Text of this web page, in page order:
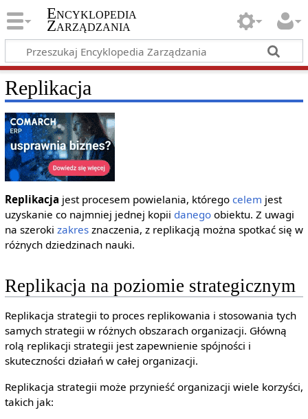
Encyklopedia
Zarządzania
Replikacja
Replikacja jest procesem powielania, którego celem jest
uzyskanie co najmniej jednej kopii danegoobiektu. Z uwagi
na szeroki zakresznaczenia, z replikacją można spotkać się w
różnych dziedzinach nauki.
Replikacja na poziomie strategicznym
Replikacja strategii to proces replikowania i stosowania tych
samych strategii w różnych obszarach organizacji. Główną
rolą replikacji strategii jest zapewnienie spójności i
skuteczności działań w całej organizacji.
Replikacja strategii może przynieść organizacji wiele korzyści,
takich jak: